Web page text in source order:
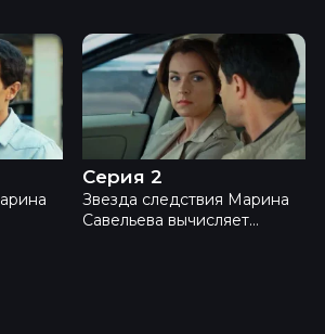
Не пара - Серия 2
Серия 2
Звезда следствия Марина
Савельева вычисляет